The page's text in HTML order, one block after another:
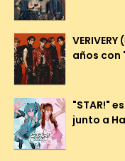
años con
"STAR!"
junto a